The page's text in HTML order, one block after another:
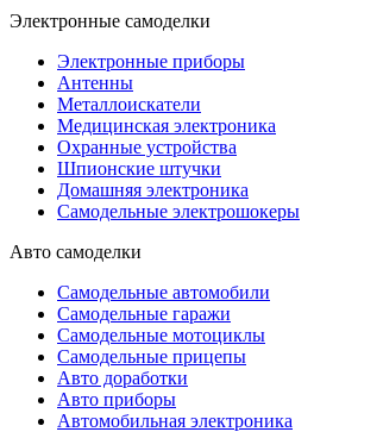
Электронные самоделки
Электронные приборы
Антенны
Металлоискатели
Медицинская электроника
Охранные устройства
Шпионские штучки
Домашняя электроника
Самодельные электрошокеры
Авто самоделки
Самодельные автомобили
Самодельные гаражи
Самодельные мотоциклы
Самодельные прицепы
Авто доработки
Авто приборы
Автомобильная электроника